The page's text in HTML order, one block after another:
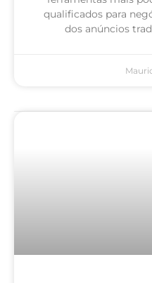
qualificados para
dos anúncios